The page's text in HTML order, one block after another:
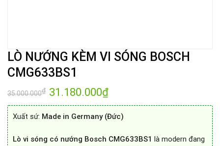
LÒ NƯỚNG KÈM VI SÓNG BOSCH
CMG633BS1
35.000.000₫ Giá
gốc
là:
31.180.000₫Giá
tại
31.180.000₫.
Xuất sứ: Made in Germany (Đức)
Lò vi sóng có nướng Bosch CMG633BS1 là modern đang